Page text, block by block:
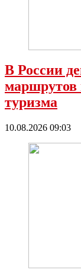
В России
маршрутов
туризма
10.08.2026 09:03